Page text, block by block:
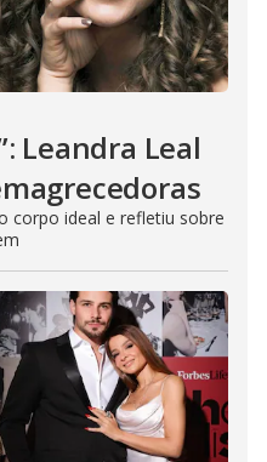
Leandra Leal
corpo ideal e refletiu sobre